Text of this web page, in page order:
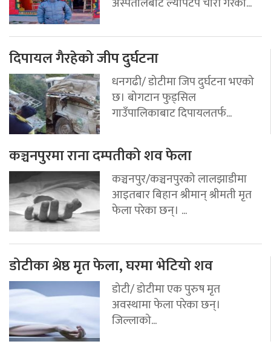
दिपायल गैरहेको जीप दुर्घटना
धनगढी/ डोटीमा जिप दुर्घटना भएको
छ। बोगटान फुड्सिल
गाउँपालिकाबाट दिपायलतर्फ...
कञ्चनपुरमा राना दम्पतीको शव फेला
कञ्चनपुर/कञ्चनपुरको लालझाडीमा
आइतबार बिहान श्रीमान् श्रीमती मृत
फेला परेका छन्। ...
डोटीका श्रेष्ठ मृत फेला, घरमा भेटियो शव
डोटी/ डोटीमा एक पुरुष मृत
अवस्थामा फेला परेका छन्।
जिल्लाको...